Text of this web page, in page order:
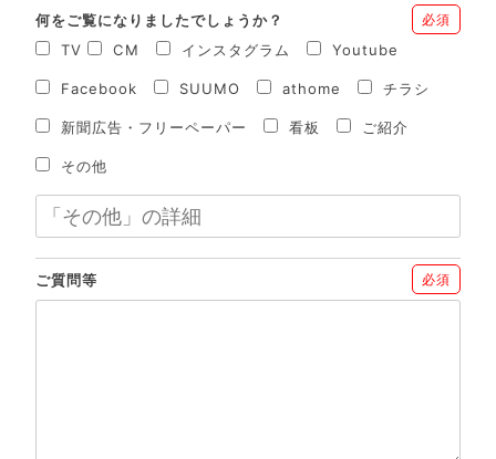
何をご覧になりましたでしょうか？ 必須
TV CM インスタグラム Youtube
Facebook SUUMO athome チラシ
新聞広告・フリーペーパー 看板 ご紹介
その他
ご質問等 必須